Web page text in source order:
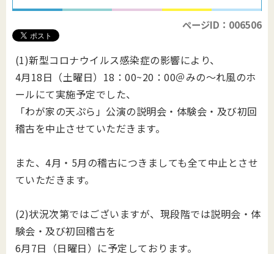
ページID：006506
(1)新型コロナウイルス感染症の影響により、
4月18日（土曜日）18：00~20：00＠みの～れ風のホ
ールにて実施予定でした、
「わが家の天ぷら」公演の説明会・体験会・及び初回
稽古を中止させていただきます。
また、4月・5月の稽古につきましても全て中止とさせ
ていただきます。
(2)状況次第ではございますが、現段階では説明会・体
験会・及び初回稽古を
6月7日（日曜日）に予定しております。